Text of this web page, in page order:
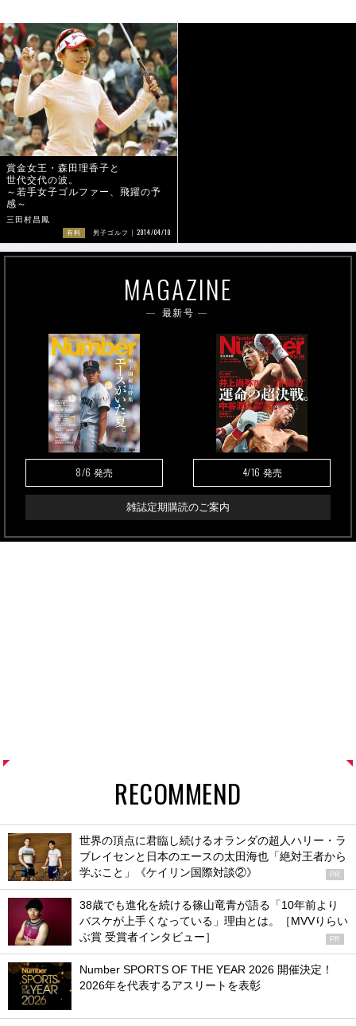
賞金女王・森田理香子と
世代交代の波。
～若手女子ゴルファー、飛躍の予
感～
三田村昌鳳
有料 男子ゴルフ 2014/04/10
MAGAZINE
最新号
8/6 発売 4/16 発売
雑誌定期購読のご案内
RECOMMEND
世界の頂点に君臨し続けるオランダの超人ハリー・ラ
ブレイセンと日本のエースの太田海也「絶対王者から
学ぶこと」《ケイリン国際対談②》
PR
38歳でも進化を続ける篠山竜青が語る「10年前より
バスケが上手くなっている」理由とは。［MVVりらい
ぶ賞 受賞者インタビュー］
PR
Number SPORTS OF THE YEAR 2026 開催決定！
2026年を代表するアスリートを表彰